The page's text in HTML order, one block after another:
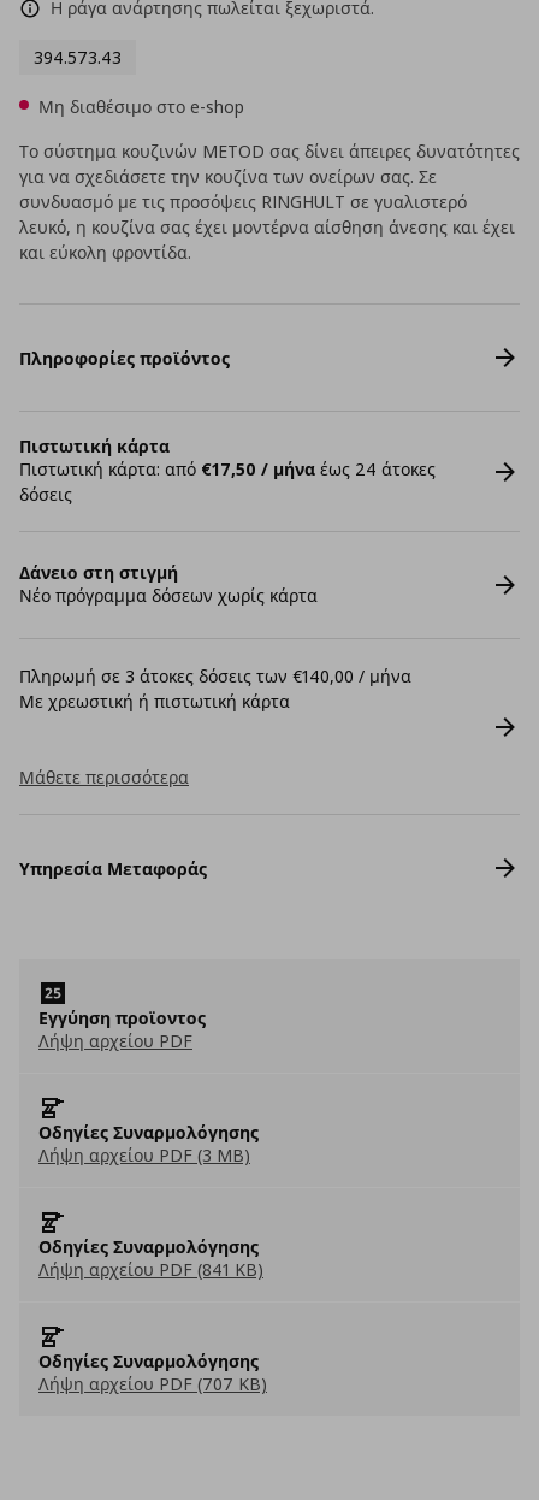
Η ράγα ανάρτησης πωλείται ξεχωριστά.
394.573.43
Μη διαθέσιμο στο e-shop
Το σύστημα κουζινών METOD σας δίνει άπειρες δυνατότητες
για να σχεδιάσετε την κουζίνα των ονείρων σας. Σε
συνδυασμό με τις προσόψεις RINGHULT σε γυαλιστερό
λευκό, η κουζίνα σας έχει μοντέρνα αίσθηση άνεσης και έχει
και εύκολη φροντίδα.
Πληροφορίες προϊόντος
Πιστωτική κάρτα
Πιστωτική κάρτα: από €17,50 / μήνα έως 24 άτοκες
δόσεις
Δάνειο στη στιγμή
Νέο πρόγραμμα δόσεων χωρίς κάρτα
Πληρωμή σε 3 άτοκες δόσεις των €140,00 / μήνα
Με χρεωστική ή πιστωτική κάρτα
Μάθετε περισσότερα
Υπηρεσία Μεταφοράς
Εγγύηση προϊοντος
Λήψη αρχείου PDF
Οδηγίες Συναρμολόγησης
Λήψη αρχείου PDF (3 MB)
Οδηγίες Συναρμολόγησης
Λήψη αρχείου PDF (841 KB)
Οδηγίες Συναρμολόγησης
Λήψη αρχείου PDF (707 KB)